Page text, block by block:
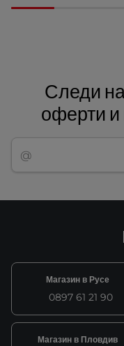
Следи
оферти и
Магазин в Русе
0897 61 21 90
Магазин в Пловдив